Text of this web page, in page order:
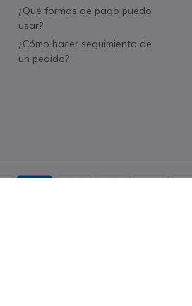
¿Qué formas de pago puedo
usar?
¿Cómo hacer seguimiento de
un pedido?